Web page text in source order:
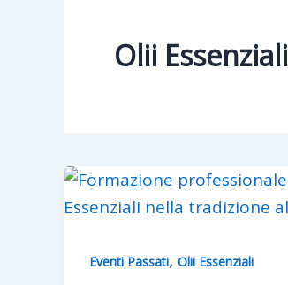
Olii Essenziali
Eventi Passati, Olii Essenziali